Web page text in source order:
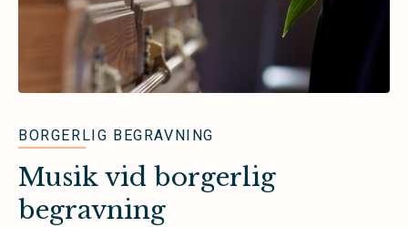
BORGERLIG BEGRAVNING
Musik vid borgerlig
begravning